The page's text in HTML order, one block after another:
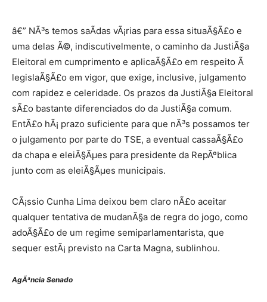
â€” NÃ³s temos saÃ­das vÃ¡rias para essa situaÃ§Ã£o e
uma delas Ã©, indiscutivelmente, o caminho da JustiÃ§a
Eleitoral em cumprimento e aplicaÃ§Ã£o em respeito Ã
legislaÃ§Ã£o em vigor, que exige, inclusive, julgamento
com rapidez e celeridade. Os prazos da JustiÃ§a Eleitoral
sÃ£o bastante diferenciados do da JustiÃ§a comum.
EntÃ£o hÃ¡ prazo suficiente para que nÃ³s possamos ter
o julgamento por parte do TSE, a eventual cassaÃ§Ã£o
da chapa e eleiÃ§Ãµes para presidente da RepÃºblica
junto com as eleiÃ§Ãµes municipais.
CÃ¡ssio Cunha Lima deixou bem claro nÃ£o aceitar
qualquer tentativa de mudanÃ§a de regra do jogo, como
adoÃ§Ã£o de um regime semiparlamentarista, que
sequer estÃ¡ previsto na Carta Magna, sublinhou.
AgÃªncia Senado